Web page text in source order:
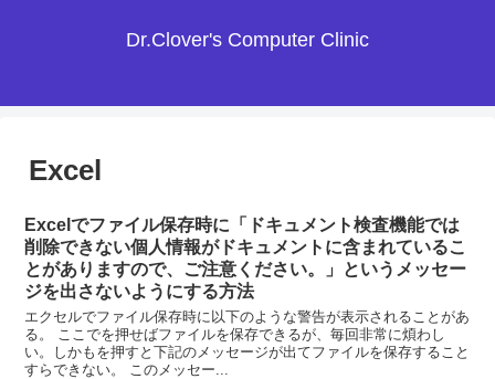
Dr.Clover's Computer Clinic
Excel
Excelでファイル保存時に「ドキュメント検査機能では
削除できない個人情報がドキュメントに含まれているこ
とがありますので、ご注意ください。」というメッセー
ジを出さないようにする方法
エクセルでファイル保存時に以下のような警告が表示されることがあ
る。 ここでを押せばファイルを保存できるが、毎回非常に煩わし
い。しかもを押すと下記のメッセージが出てファイルを保存すること
すらできない。 このメッセー...